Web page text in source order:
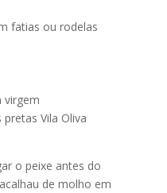
fatias ou rodelas
virgem
Vila Oliva
o peixe antes do
de molho em